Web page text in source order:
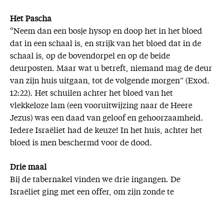
Het Pascha
“Neem dan een bosje hysop en doop het in het bloed
dat in een schaal is, en strijk van het bloed dat in de
schaal is, op de bovendorpel en op de beide
deurposten. Maar wat u betreft, niemand mag de deur
van zijn huis uitgaan, tot de volgende morgen” (Exod.
12:22). Het schuilen achter het bloed van het
vlekkeloze lam (een vooruitwijzing naar de Heere
Jezus) was een daad van geloof en gehoorzaamheid.
Iedere Israëliet had de keuze! In het huis, achter het
bloed is men beschermd voor de dood.
Drie maal
Bij de tabernakel vinden we drie ingangen. De
Israëliet ging met een offer, om zijn zonde te